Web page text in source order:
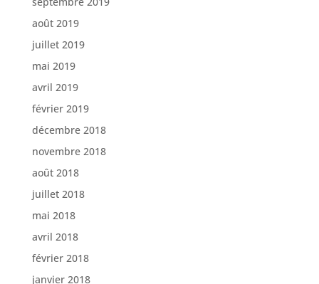
août 2019
juillet 2019
mai 2019
avril 2019
février 2019
décembre 2018
novembre 2018
août 2018
juillet 2018
mai 2018
avril 2018
février 2018
janvier 2018